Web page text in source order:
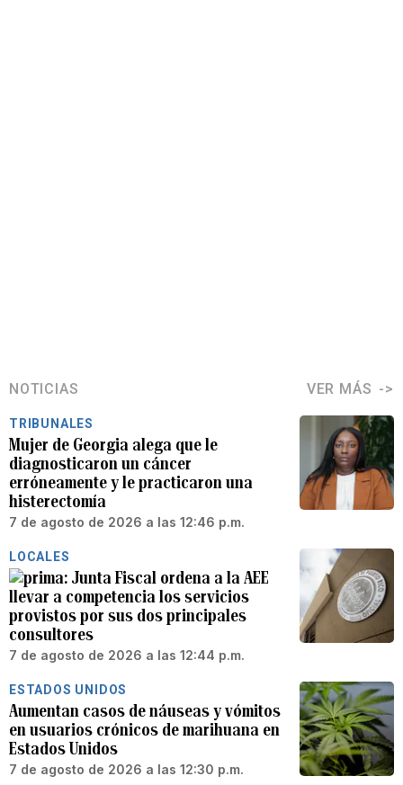
NOTICIAS VER MÁS
TRIBUNALES
Mujer de Georgia alega que le
diagnosticaron un cáncer
erróneamente y le practicaron una
histerectomía
7 de agosto de 2026 a las 12:46 p.m.
LOCALES
Junta Fiscal ordena a la AEE
llevar a competencia los servicios
provistos por sus dos principales
consultores
7 de agosto de 2026 a las 12:44 p.m.
ESTADOS UNIDOS
Aumentan casos de náuseas y vómitos
en usuarios crónicos de marihuana en
Estados Unidos
7 de agosto de 2026 a las 12:30 p.m.